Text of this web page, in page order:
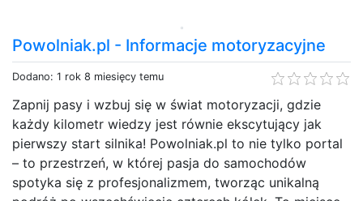
Powolniak.pl - Informacje motoryzacyjne
Dodano: 1 rok 8 miesięcy temu
Zapnij pasy i wzbuj się w świat motoryzacji, gdzie
każdy kilometr wiedzy jest równie ekscytujący jak
pierwszy start silnika! Powolniak.pl to nie tylko portal
– to przestrzeń, w której pasja do samochodów
spotyka się z profesjonalizmem, tworząc unikalną